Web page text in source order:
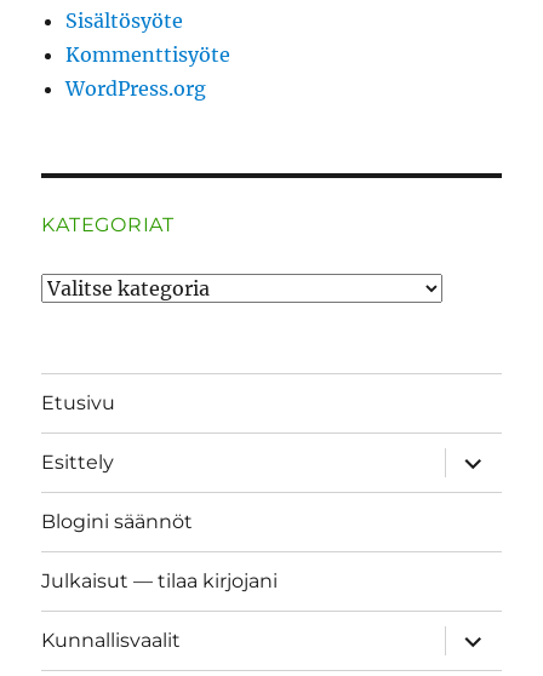
Sisältösyöte
Kommenttisyöte
WordPress.org
KATEGORIAT
Kategoriat
Etusivu
Esittely
näytä
Blogini säännöt
Julkaisut — tilaa kirjojani
Kunnallisvaalit
näytä